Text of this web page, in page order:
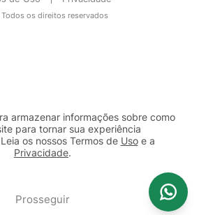
os direitos reservados
armazenar informações sobre como
para tornar sua experiência
os nossos Termos de Usoe a
Privacidade.
Prosseguir